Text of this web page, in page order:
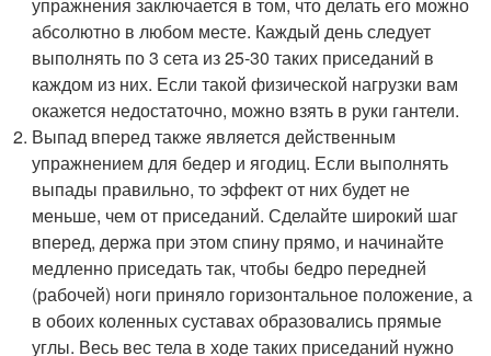
упражнения заключается в том, что делать его можно
абсолютно в любом месте. Каждый день следует
выполнять по 3 сета из 25-30 таких приседаний в
каждом из них. Если такой физической нагрузки вам
окажется недостаточно, можно взять в руки гантели.
Выпад вперед также является действенным
упражнением для бедер и ягодиц. Если выполнять
выпады правильно, то эффект от них будет не
меньше, чем от приседаний. Сделайте широкий шаг
вперед, держа при этом спину прямо, и начинайте
медленно приседать так, чтобы бедро передней
(рабочей) ноги приняло горизонтальное положение, а
в обоих коленных суставах образовались прямые
углы. Весь вес тела в ходе таких приседаний нужно